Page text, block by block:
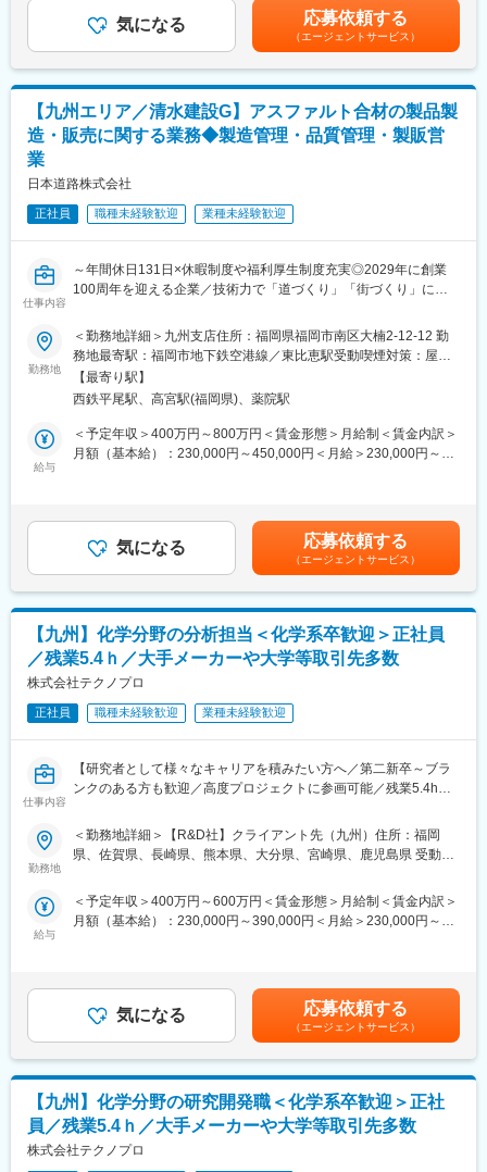
仕事です。
※配属先の例：
・自動車メーカー
・半導体（スマホの部品）メーカー
・家庭用のエアコン など大手企業が中心です！
・社会人マナー
・工具の使い方
・機械図面の読み方
■配属の安心ポイント
⇒頼れる先輩がいる環境なので、しっかりサポートが受けれる環
境です。
◎配属前に最大3回の面談と配属先見学あり！
⇒希望も確認し配属決定されるので、納得して現場配属日を迎え
られます。
配属後の1日(例)
10:30 定期点検
12:00 昼休憩
13:00 修理対応、データ集計
★＊当社のココが魅力＊★
日研トータルソーシングは5年後・10年後の人生の選択肢が広が
ります！
・ロボットエンジニア はもちろん
24職種（製造、研究・開発・設計、IT・化学・建設・医療・福祉
など）
そ、
数年先の未来も安心して働けます。
■入寮制度について
配属後は入寮が原則必須となります。
■働き方
◎年間休日は120日以上でワークライフバランスも確保！
変更の範囲：会社の定める業務
月給27万円＋賞与＋各種手当入社5年：年収500万円：月給30万円
＋賞与＋各種手当賃金はあくまでも目安の金額であり、選考を通
じて上下する可能性があります。月給(月額)は固定手当を含めた表
記です。
気になる 応募依頼する
（エージェントサービス）
【九州エリア／清水建設G】アスファルト合材の製品製
造・販売に関する業務◆製造管理・品質管理・製販営
業
日本道路株式会社
正社員 職種未経験歓迎 業種未経験歓迎
仕事内容
～年間休日131日×休暇制度や福利厚生制度充実◎2029年に創業
100周年を迎える企業／技術力で「道づくり」「街づくり」に貢
■業務内容：
当社のアスファルト合材工場にて、製造管理職・品質管理職・製
販営業のいずれかに従事していただきます。
ご希望する職種でご応募いただけますが、将来的にはジョブロー
テーションで他の業務を担当していただく可能性もございます。
配属先は、当社支店エリア内のアスファルト合材工場を予定して
◎製造管理業務
・道路工事で使用するアスファルト合材の製造を行う仕事です。
・屋内にて、システムを使用してプラント工場の稼働を操作し、
どの重機の運転し材料の管理を行います。（免許が必要）
・アスファルト出荷時の窓口、電話対応を行います。
◎品質管理業務
・アスファルト合材工場で製造するアスファルト合材の品質試験
を行います。
・試験データーを取りまとめ、品質の管理を行います。
・アスファルト合材と同様に砕石などの品質試験を行います。
◎製品営業
います。
・顧客は、道路舗装会社、BtoBのルート営業、施工現場訪問営業
・1日に5～6件の顧客を訪問します。
・3カ月程度のOJT教育にて、先輩社員が丁寧に指導しますので、
■当社の魅力：
当社は、創業90年を誇る道路建設会社のパイオニア的存在です。
最近では、国内インフラの老朽化や、道路の防災・震災対策のた
引き合いも多くあります。これまで高速道路、国道、空港、港
湾、橋梁等の工事等、数々の国家的プロジェクトに参画し、社会
基盤整備の一翼を担ってきました。その他にもレジャー施設やテ
ニスコート・陸上競技場等のスポーツ施設等も手がけ、「道から
はじまる街づくり」を行っています。
勤務地
＜勤務地詳細＞九州支店住所：福岡県福岡市南区大楠2-12-12 勤
務地最寄駅：福岡市地下鉄空港線／東比恵駅受動喫煙対策：屋内
全面禁煙
【最寄り駅】
西鉄平尾駅、高宮駅(福岡県)、薬院駅
給与
＜予定年収＞400万円～800万円＜賃金形態＞月給制＜賃金内訳＞
月額（基本給）：230,000円～450,000円＜月給＞230,000円～
す。■昇給：年1回（7月）■賞与：年2回（6月・12月）賃金はあく
までも目安の金額であり、選考を通じて上下する可能性がありま
す。月給(月額)は固定手当を含めた表記です。
気になる 応募依頼する
（エージェントサービス）
【九州】化学分野の分析担当＜化学系卒歓迎＞正社員
／残業5.4ｈ／大手メーカーや大学等取引先多数
株式会社テクノプロ
正社員 職種未経験歓迎 業種未経験歓迎
仕事内容
【研究者として様々なキャリアを積みたい方へ／第二新卒～ブラ
ンクのある方も歓迎／高度プロジェクトに参画可能／残業5.4h以
宅制度完備】
で常駐頂きます。
当社は大手化学メーカーから大学、公的研究機関と幅広く取引を
【プロジェクト実績】
・有機合成及び分析業務
・高分子、無機材料などの複合材料開発
・再生可能エネルギーや次世代電池の研究開発
・半導体、電子部品の試作、評価業務
・マテリアルズ・インフォマティクス（MI）を使った素材・商品
開発
※プロジェクト先は大手メーカーを含む民間企業を始め、大学、公
勤務地
＜勤務地詳細＞【R&D社】クライアント先（九州）住所：福岡
県、佐賀県、長崎県、熊本県、大分県、宮崎県、鹿児島県 受動喫
給与
＜予定年収＞400万円～600万円＜賃金形態＞月給制＜賃金内訳＞
月額（基本給）：230,000円～390,000円＜月給＞230,000円～
はあくまでも目安の金額であり、選考を通じて上下する可能性が
あります。月給(月額)は固定手当を含めた表記です。
気になる 応募依頼する
（エージェントサービス）
【九州】化学分野の研究開発職＜化学系卒歓迎＞正社
員／残業5.4ｈ／大手メーカーや大学等取引先多数
株式会社テクノプロ